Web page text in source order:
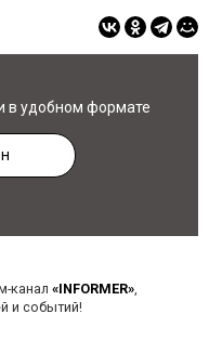
в удобном формате
канал «INFORMER»,
и событий!